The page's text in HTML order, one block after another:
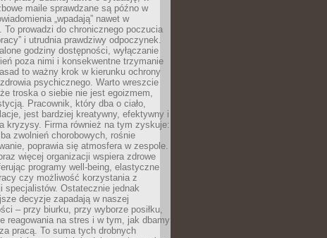
maile sprawdzane są późno w
„wpadają” nawet w
To prowadzi do chronicznego poczucia
i utrudnia prawdziwy odpoczynek.
godziny dostępności, wyłączanie
poza nimi i konsekwentne trzymanie
to ważny krok w kierunku ochrony
zdrowia psychicznego. Warto wreszcie
troska o siebie nie jest egoizmem,
Pracownik, który dba o ciało,
jest bardziej kreatywny, efektywny i
kryzysy. Firma również na tym zyskuje:
zwolnień chorobowych, rośnie
poprawia się atmosfera w zespole.
więcej organizacji wspiera zdrowe
programy well-being, elastyczne
czy możliwość korzystania z
specjalistów. Ostatecznie jednak
decyzje zapadają w naszej
– przy biurku, przy wyborze posiłku,
reagowania na stres i w tym, jak dbamy
pracą. To suma tych drobnych